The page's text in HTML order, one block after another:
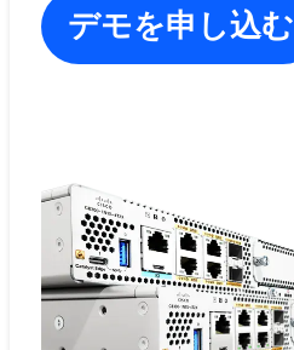
デモを申し込む